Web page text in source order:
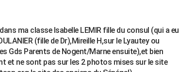
ma classe Isabelle LEMIR fille du consul (qui a eu
(fille de Dr),Mireille H,sur le Lyautey ou
Gds Parents de Nogent/Marne ensuite),et bien
et ne sont pas sur les 2 photos mises sur le site